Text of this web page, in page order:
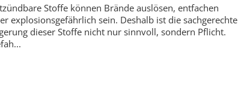
Stoffe können Brände auslösen, entfachen
explosions­gefährlich sein. Deshalb ist die sachgerechte
dieser Stoffe nicht nur sinnvoll, sondern Pflicht.